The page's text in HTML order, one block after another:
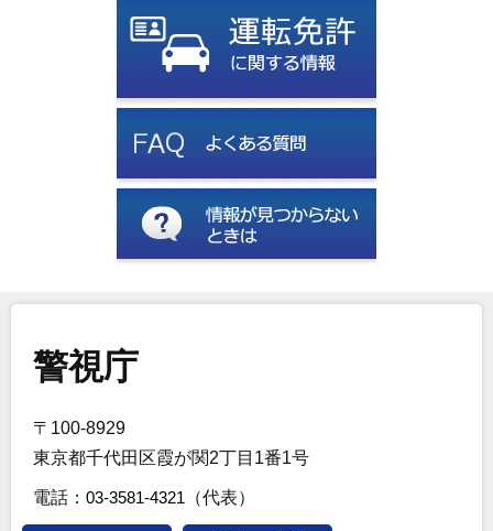
警視庁
〒100-8929
東京都千代田区霞が関2丁目1番1号
電話： 03-3581-4321 （代表）